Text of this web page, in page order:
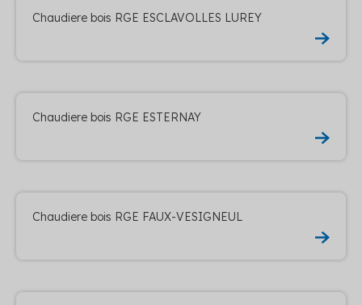
Chaudiere bois RGE ESCLAVOLLES LUREY
Chaudiere bois RGE ESTERNAY
Chaudiere bois RGE FAUX-VESIGNEUL